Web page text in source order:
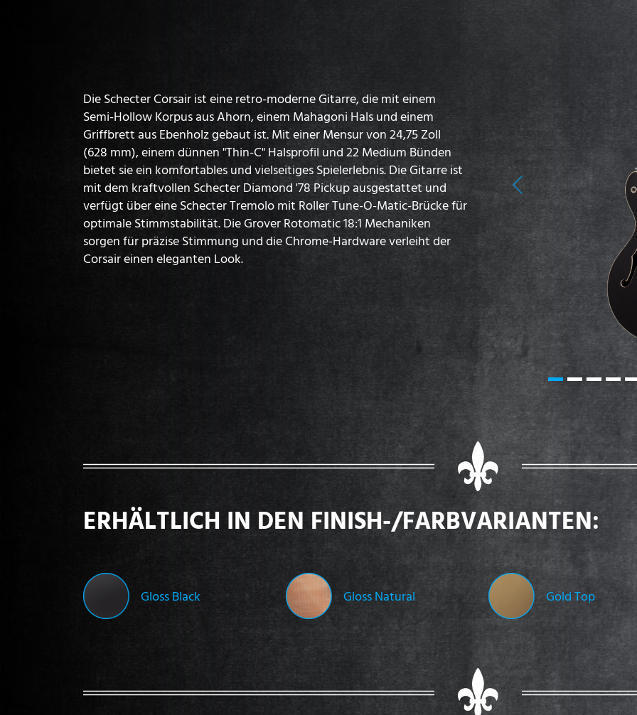
Die Schecter Corsair ist eine retro-moderne Gitarre, die mit einem
Semi-Hollow Korpus aus Ahorn, einem Mahagoni Hals und einem
Griffbrett aus Ebenholz gebaut ist. Mit einer Mensur von 24,75 Zoll
(628 mm), einem dünnen "Thin-C" Halsprofil und 22 Medium Bünden
bietet sie ein komfortables und vielseitiges Spielerlebnis. Die Gitarre ist
mit dem kraftvollen Schecter Diamond '78 Pickup ausgestattet und
verfügt über eine Schecter Tremolo mit Roller Tune-O-Matic-Brücke für
optimale Stimmstabilität. Die Grover Rotomatic 18:1 Mechaniken
sorgen für präzise Stimmung und die Chrome-Hardware verleiht der
Corsair einen eleganten Look.
Previous
ERHÄLTLICH IN DEN FINISH-/FARBVARIANTEN:
Gloss Black Gloss Natural Gold Top